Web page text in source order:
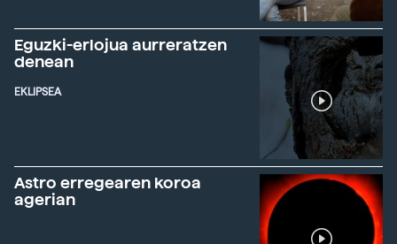
Eguzki-erlojua aurreratzen
denean
EKLIPSEA
Astro erregearen koroa
agerian